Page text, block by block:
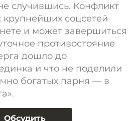
случившись. Конфликт
крупнейших соцсетей
и может завершиться
противостояние
дошло до
и что не поделили
богатых парня — в
Обсудить